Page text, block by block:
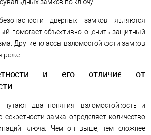
замков по ключу.
дверных замков являются
помогает объективно оценить защитный
Другие классы взломостойкости замков
реже.
и его отличие от
путают два понятия: взломостойкость и
секретности замка определяет количество
ключа. Чем он выше, тем сложнее